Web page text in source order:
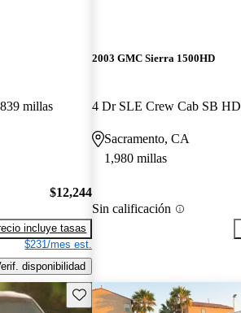
millas
$12,244
incluye tasas
$231/mes est.
disponibilidad
2003 GMC Sierra 1500HD
4 Dr SLE Crew Cab SB HD
Sacramento, CA
1,980 millas
Sin calificación
Guarda este Aviso